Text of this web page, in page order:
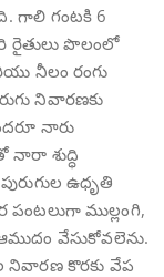
గాలి గంటకి 6
రైతులు పొలంలో
నీలం రంగు
నివారణకు
నారు
శుద్ధి
ఉధృతి
పంటలుగా ముల్లంగి,
వేసుకోవలెను.
నివారణ కొరకు వేప